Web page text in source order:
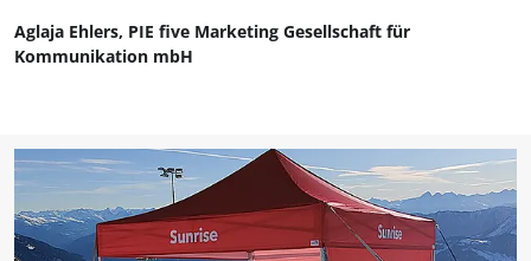
Aglaja Ehlers, PIE five Marketing Gesellschaft für
Kommunikation mbH